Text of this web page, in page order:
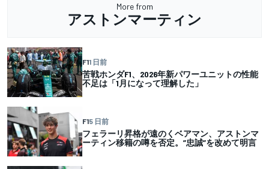
More from
アストンマーティン
F11 日前
苦戦ホンダF1、2026年新パワーユニットの性能
不足は「1月になって理解した」
F15 日前
フェラーリ昇格が遠のくベアマン、アストンマ
ーティン移籍の噂を否定。”忠誠”を改めて明言